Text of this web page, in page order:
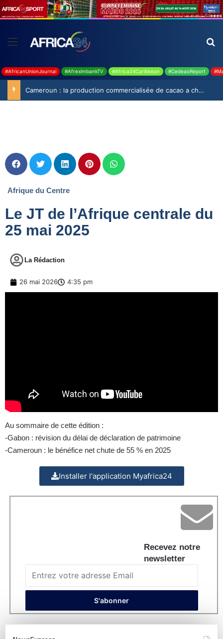
#AfricanUnionJournal #AfreximbankTV #Africa24Caribbean #CedeaoReport
Cameroun : la production commercialisée de cacao a chuté de 19,9% durant la saison 2025-2026
Afrique du Centre
Le JT de l’Afrique centrale du
25 mai 2025
La Rédaction
26 mai 2026 4:35 pm
Au sommaire de cette édition :
-Gabon : révision du délai de déclaration de patrimoine
-Cameroun : le bénéfice net chute de 55 % en 2025
Installer l'application Myafrica24
Recevez notre
newsletter